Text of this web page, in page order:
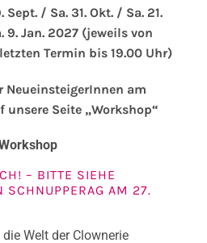
Sept. / Sa. 31. Okt. / Sa. 21.
9. Jan. 2027 (jeweils von
Termin bis 19.00 Uhr)
am
Seite „Workshop“
– BITTE SIEHE
SCHNUPPERAG AM 27.
Welt der Clownerie